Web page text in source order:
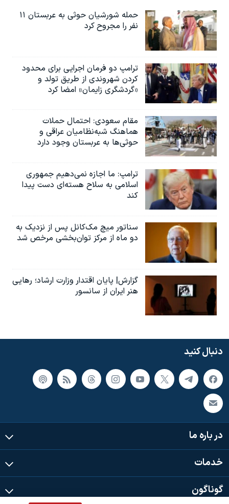
حمله شورشیان حوثی به عربستان ۱۱
نفر را مجروح کرد
ترامپ دو فرمان اجرایی برای محدود
کردن شهروندی از طریق تولد و
«گردشگری زایمان» امضا کرد
مقام سعودی: احتمال حملات
هماهنگ شبه‌نظامیان عراقی و
حوثی‌ها به عربستان وجود دارد
ترامپ: ما اجازه نمی‌دهیم جمهوری
اسلامی به سلاح هسته‌ای دست پیدا
کند
سناتور میچ مک‌کانل پس از نزدیک به
دو ماه از مرکز توان‌بخشی مرخص شد
گزارش| پایان اقتدار وزارت ارشاد؛ رهایی
هنر ایران از سانسور
دنبال کنید
در باره ما
خدمات
گوناگون